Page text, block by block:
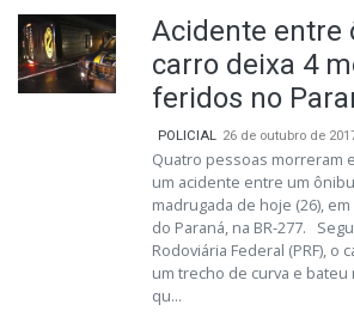
Acidente entre
carro deixa 4
feridos no
POLICIAL 26 de outubro de
Quatro pessoas morreram
um acidente entre um
madrugada de hoje (26),
do Paraná, na BR-277.
Rodoviária Federal (PRF), o
um trecho de curva e
qu...